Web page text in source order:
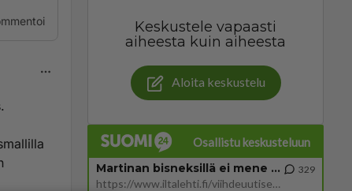
Keskustele vapaasti
aiheesta kuin aiheesta
Aloita keskustelu
Osallistu keskusteluun
Martinan bisneksillä ei mene hyvin
https://www.iltalehti.fi/viihdeuutiset/a/c46da6ab-340f-4790-aaa7-0865eed2336 Yrityksen konkurssihakemus on tullut kärä
329